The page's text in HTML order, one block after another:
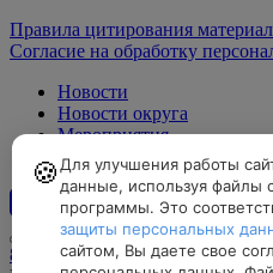
Правила цитирования
Согласие на обработку
Новости
Новости округа
Мероприятия
Официально
12+
8-496-46-3-12-67,
🍪 Для улучшения работы
данные, используя файлы
программы. Это
защиты персональных
сайтом, Вы даете свое